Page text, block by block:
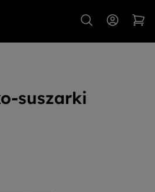
suszarki